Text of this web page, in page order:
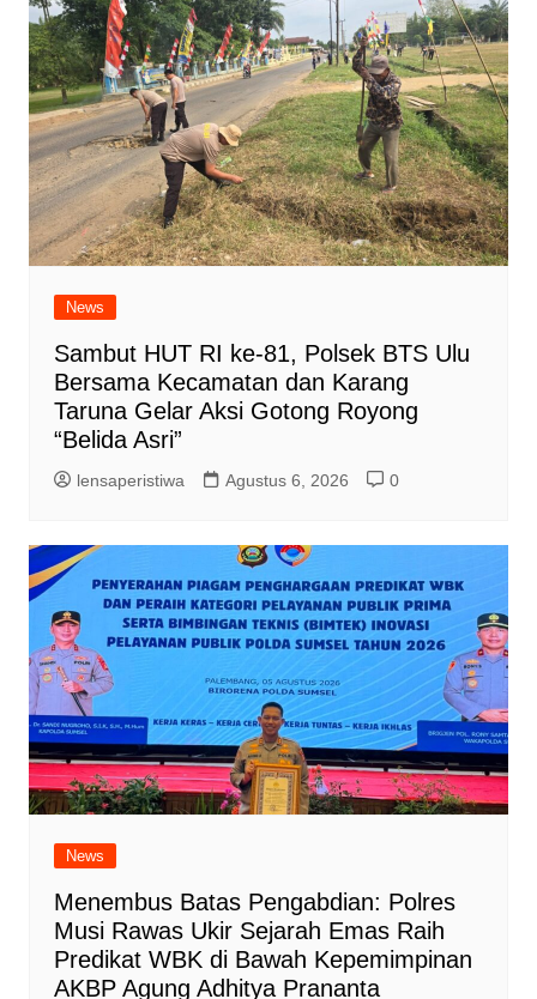
News
Sambut HUT RI ke-81, Polsek BTS Ulu
Bersama Kecamatan dan Karang
Taruna Gelar Aksi Gotong Royong
“Belida Asri”
lensaperistiwa Agustus 6, 2026 0
News
Menembus Batas Pengabdian: Polres
Musi Rawas Ukir Sejarah Emas Raih
Predikat WBK di Bawah Kepemimpinan
AKBP Agung Adhitya Prananta